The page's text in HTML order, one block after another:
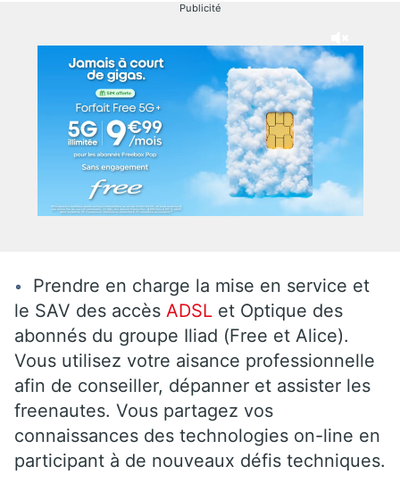
Publicité
Prendre en charge la mise en service et
le SAV des accès ADSL et Optique des
abonnés du groupe Iliad (Free et Alice).
Vous utilisez votre aisance professionnelle
afin de conseiller, dépanner et assister les
freenautes. Vous partagez vos
connaissances des technologies on-line en
participant à de nouveaux défis techniques.